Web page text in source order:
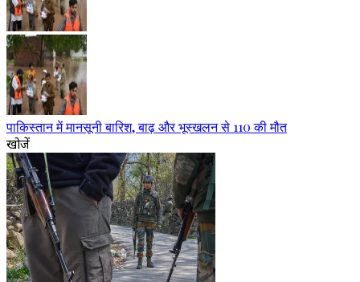
पाकिस्तान में मानसूनी बारिश, बाढ़ और भूस्खलन से 110 की मौत
खोजें